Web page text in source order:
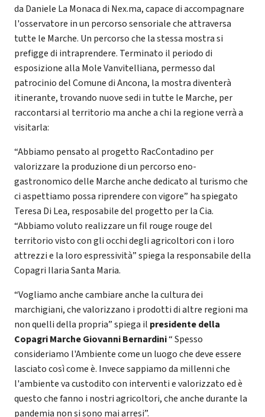
da Daniele La Monaca di Nex.ma, capace di accompagnare
l'osservatore in un percorso sensoriale che attraversa
tutte le Marche. Un percorso che la stessa mostra si
prefigge di intraprendere. Terminato il periodo di
esposizione alla Mole Vanvitelliana, permesso dal
patrocinio del Comune di Ancona, la mostra diventerà
itinerante, trovando nuove sedi in tutte le Marche, per
raccontarsi al territorio ma anche a chi la regione verrà a
visitarla:
“Abbiamo pensato al progetto RacContadino per
valorizzare la produzione di un percorso eno-
gastronomico delle Marche anche dedicato al turismo che
ci aspettiamo possa riprendere con vigore” ha spiegato
Teresa Di Lea, resposabile del progetto per la Cia.
“Abbiamo voluto realizzare un fil rouge rouge del
territorio visto con gli occhi degli agricoltori con i loro
attrezzi e la loro espressività” spiega la responsabile della
Copagri Ilaria Santa Maria.
“Vogliamo anche cambiare anche la cultura dei
marchigiani, che valorizzano i prodotti di altre regioni ma
non quelli della propria” spiega il presidente della
Copagri Marche Giovanni Bernardini“ Spesso
consideriamo l'Ambiente come un luogo che deve essere
lasciato così come è. Invece sappiamo da millenni che
l'ambiente va custodito con interventi e valorizzato ed è
questo che fanno i nostri agricoltori, che anche durante la
pandemia non si sono mai arresi”.